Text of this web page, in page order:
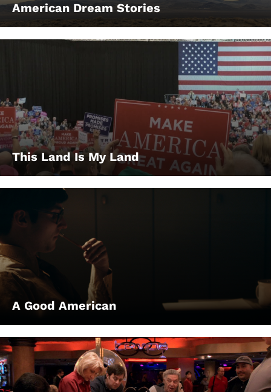
American Dream Stories
This Land Is My Land
A Good American